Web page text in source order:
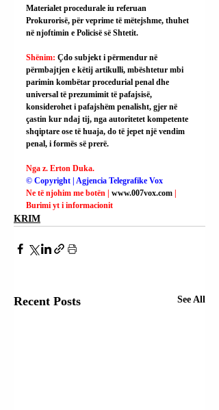
Materialet procedurale iu referuan
Prokurorisë, për veprime të mëtejshme, thuhet
në njoftimin e Policisë së Shtetit.
Shënim: Çdo subjekt i përmendur në
përmbajtjen e këtij artikulli, mbështetur mbi
parimin kombëtar procedurial penal dhe
universal të prezumimit të pafajsisë,
konsiderohet i pafajshëm penalisht, gjer në
çastin kur ndaj tij, nga autoritetet kompetente
shqiptare ose të huaja, do të jepet një vendim
penal, i formës së prerë.
Nga z. Erton Duka.
© Copyright | Agjencia Telegrafike Vox
Ne të njohim me botën | www.007vox.com |
Burimi yt i informacionit
KRIM
Recent Posts See All